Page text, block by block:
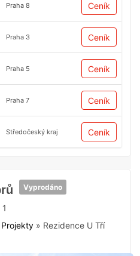
Vyprodáno
» Rezidence U Tří
Praha 8 Ceník
Praha 3 Ceník
Praha 5 Ceník
Praha 7 Ceník
Středočeský kraj Ceník